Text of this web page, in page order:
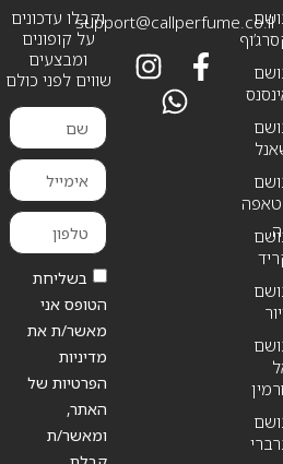
support@callperfume.co.ilוקבלו עדכונים
על קופונים
ומבצעים
שווים לפני כולם
בשליחת
הטופס אני
מאשר/ת את
מדיניות
הפרטיות של
האתר,
ומאשר/ת